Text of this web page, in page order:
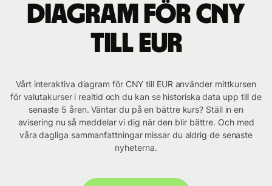
Diagram för CNY
till EUR
Vårt interaktiva diagram för CNY till EUR använder mittkursen
för valutakurser i realtid och du kan se historiska data upp till de
senaste 5 åren. Väntar du på en bättre kurs? Ställ in en
avisering nu så meddelar vi dig när den blir bättre. Och med
våra dagliga sammanfattningar missar du aldrig de senaste
nyheterna.